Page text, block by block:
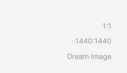
1:1
1440:1440
Dream Image